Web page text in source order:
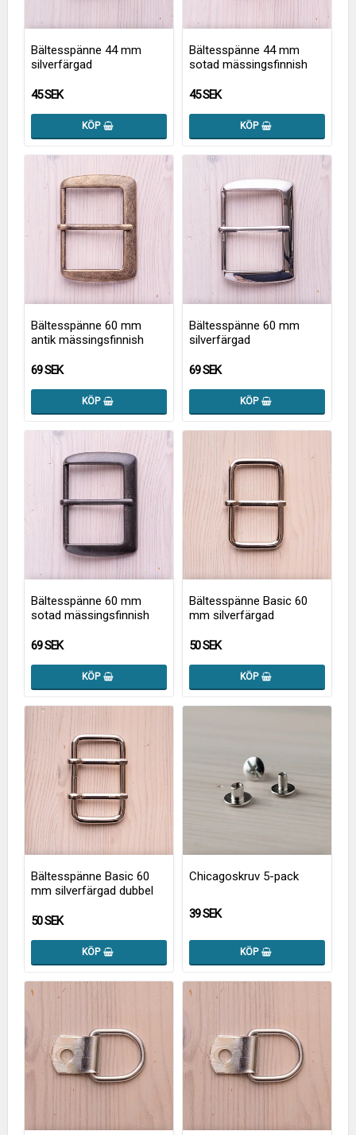
Bältesspänne 44 mm
silverfärgad
45 SEK
KÖP
Bältesspänne 44 mm
sotad mässingsfinnish
45 SEK
KÖP
Bältesspänne 60 mm
antik mässingsfinnish
69 SEK
KÖP
Bältesspänne 60 mm
silverfärgad
69 SEK
KÖP
Bältesspänne 60 mm
sotad mässingsfinnish
69 SEK
KÖP
Bältesspänne Basic 60
mm silverfärgad
50 SEK
KÖP
Bältesspänne Basic 60
mm silverfärgad dubbel
50 SEK
KÖP
Chicagoskruv 5-pack
39 SEK
KÖP